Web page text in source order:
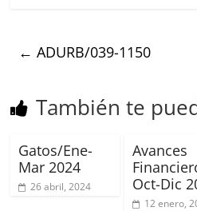
← ADURB/039-1150
También te
Gatos/Ene-
Mar 2024
26 abril, 2024
Avances
Oct-Dic
12 enero,